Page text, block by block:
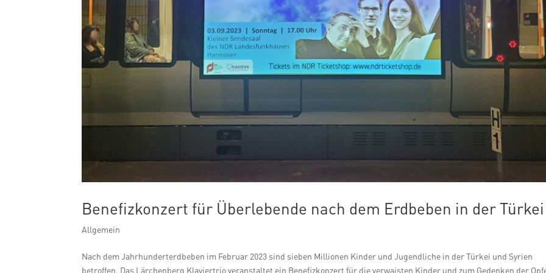
Benefizkonzert für Überlebende nach dem Erdbeben in der Türkei
Allgemein
Nach dem Jahrhunderterdbeben im Februar 2023 sind sieben Millionen Kinder und Jugendliche in der Türkei und Syrien
betroffen. Das Lärchenberg Klaviertrio veranstaltet ein Benefizkonzert für die verwaisten Kinder und zum Gedenken der